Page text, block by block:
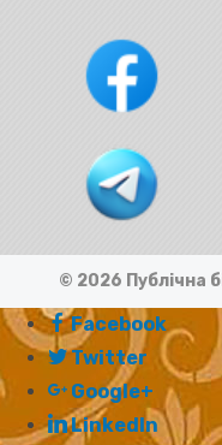
© 2026 Публічна
Facebook
Twitter
Google+
LinkedIn